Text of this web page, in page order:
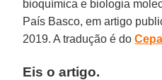
bioquímica e biologia
País Basco, em artigo
2019. A tradução é do
Eis o artigo.